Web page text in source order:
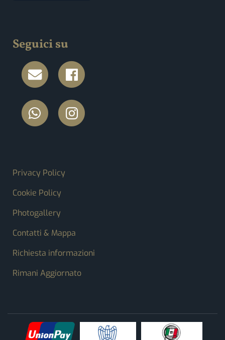
Seguici su
FOOTER MENU
Privacy Policy
Cookie Policy
Photogallery
Contatti & Mappa
Richiesta informazioni
Rimani Aggiornato